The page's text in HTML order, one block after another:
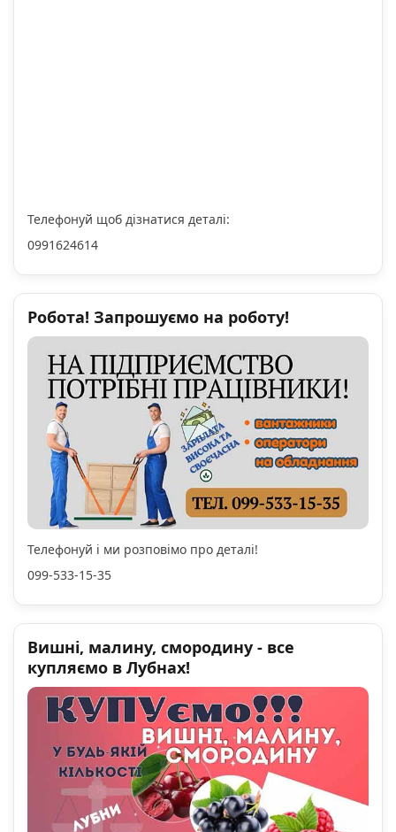
Телефонуй щоб дізнатися деталі:
0991624614
Робота! Запрошуємо на роботу!
Телефонуй і ми розповімо про деталі!
099-533-15-35
Вишні, малину, смородину - все
купляємо в Лубнах!